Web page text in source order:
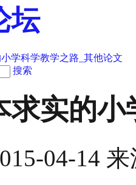
坛
学科学教学之路_其他论文
搜索
求实的
04-14 来